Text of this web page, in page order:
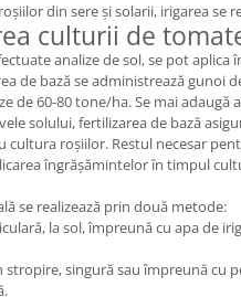
din sere și solarii, irigarea se
culturii de
analize de sol, se pot
de bază se administrează gunoi
de 60-80 tone/ha. Se mai
solului, fertilizarea de bază
cultura roșiilor. Restul necesar
îngrășămintelor în timpul
se realizează prin două metode:
la sol, împreună cu apa de
stropire, singură sau împreună cu